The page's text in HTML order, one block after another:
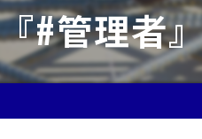
#管理者